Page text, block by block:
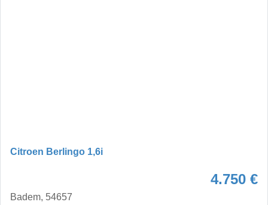
Citroen Berlingo 1,6i
4.750 €
Badem, 54657